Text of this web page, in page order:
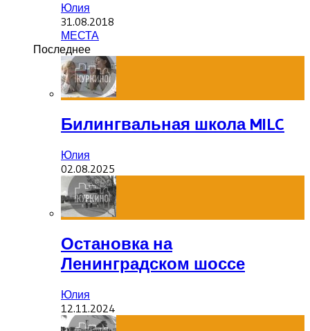
Юлия
31.08.2018
МЕСТА
Последнее
Билингвальная школа MILC
Юлия
02.08.2025
Остановка на
Ленинградском шоссе
Юлия
12.11.2024